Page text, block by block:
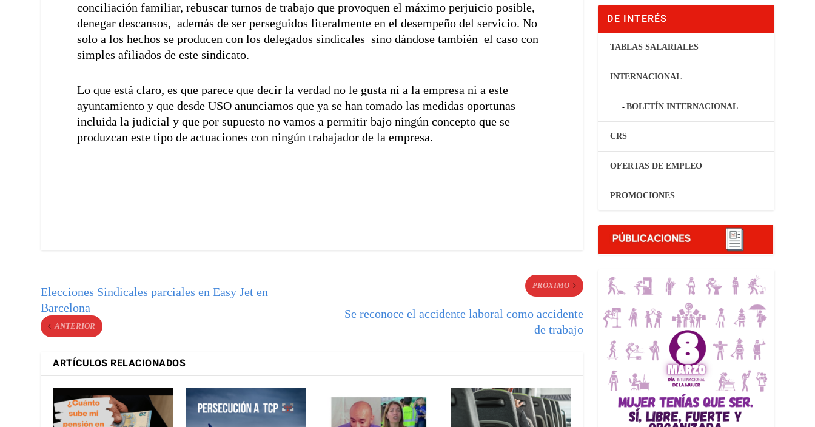
conciliación familiar, rebuscar turnos de trabajo que provoquen el máximo perjuicio posible,
denegar descansos, además de ser perseguidos literalmente en el desempeño del servicio. No
solo a los hechos se producen con los delegados sindicales sino dándose también el caso con
simples afiliados de este sindicato.
Lo que está claro, es que parece que decir la verdad no le gusta ni a la empresa ni a este
ayuntamiento y que desde USO anunciamos que ya se han tomado las medidas oportunas
incluida la judicial y que por supuesto no vamos a permitir bajo ningún concepto que se
produzcan este tipo de actuaciones con ningún trabajador de la empresa.
Elecciones Sindicales parciales en Easy Jet en
Barcelona
ANTERIOR
PRÓXIMO
Se reconoce el accidente laboral como accidente
de trabajo
ARTÍCULOS RELACIONADOS
DE INTERÉS
TABLAS SALARIALES
INTERNACIONAL
BOLETÍN INTERNACIONAL
CRS
OFERTAS DE EMPLEO
PROMOCIONES